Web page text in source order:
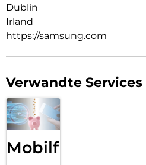
Dublin
Irland
https://samsung.com
Verwandte Services
Mobilfunk